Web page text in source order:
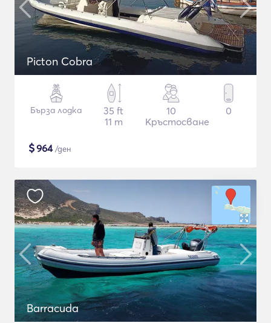
Picton Cobra
Бърза лодка
35 ft
11 m
10
Кръстосване
0
$964/ден
Barracuda